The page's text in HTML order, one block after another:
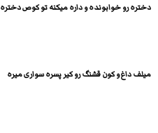
دختره رو خوابونده و داره میکنه تو کوص دختره
میلف داغ و کون قشنگ رو کیر پسره سواری میره